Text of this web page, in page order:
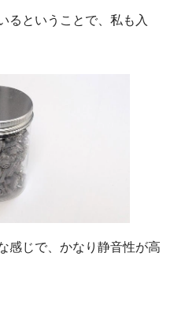
るということで、私も入
感じで、かなり静音性が高